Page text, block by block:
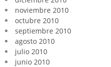
noviembre 2010
octubre 2010
septiembre 2010
agosto 2010
julio 2010
junio 2010